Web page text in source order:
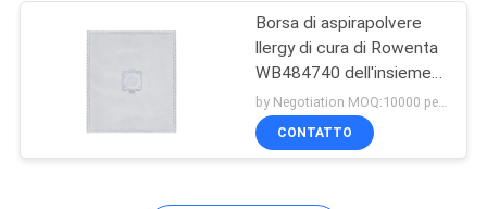
Borsa di aspirapolvere
llergy di cura di Rowenta
WB484740 dell'insieme
della borsa di polvere di
Wonderbag Endura
Microfiber
by Negotiation MOQ:10000 pezzo/pezzi
CONTATTO